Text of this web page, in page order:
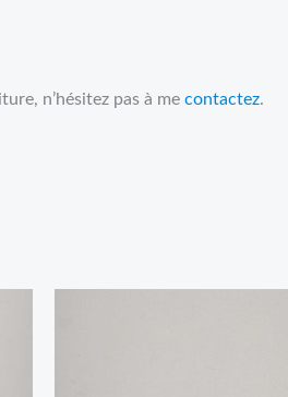
n’hésitez pas à me contactez.